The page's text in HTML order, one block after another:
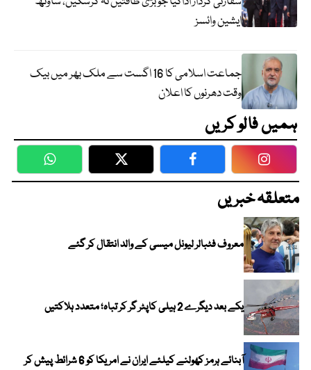
ایشین وائسز
جماعت اسلامی کا 16 اگست سے ملک بھر میں بیک
وقت دھرنوں کا اعلان
ہمیں فالو کریں
WhatsApp Twitter Facebook
متعلقہ خبریں
معروف فٹبالر لیونل میسی کے والد انتقال کر گئے
یکے بعد دیگرے 2 ہیلی کاپٹر گر کر تباہ؛ متعدد ہلاکتیں
آبنائے ہرمز کھولنے کیلئے ایران نے امریکا کو 6 شرائط پیش کر